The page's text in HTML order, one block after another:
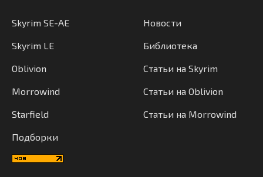
Skyrim SE-AE
Skyrim LE
Oblivion
Morrowind
Starfield
Подборки
Новости
Библиотека
Статьи на Skyrim
Статьи на Oblivion
Статьи на Morrowind